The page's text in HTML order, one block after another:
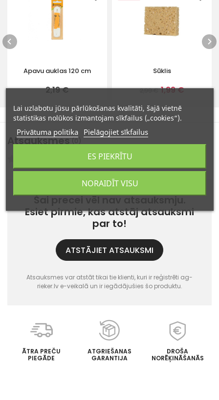
Apavu auklas 120 cm
2,19 €
Sūklis
2,99 € 1,99 €
Atsauksmes
Atsauksmes: 0
Šai precei vēl nav atsauksmju.
Esiet pirmie, kas atstāj atsauksmi
par to!
ATSTĀJIET ATSAUKSMI
Atsauksmes var atstāt tikai tie klienti, kuri ir reģistrēti ag-
rieker.lv e-veikalā un ir iegādājušies šo produktu.
ĀTRA PREČU
PIEGĀDE
ATGRIEŠANAS
GARANTIJA
DROŠA
NORĒĶINĀŠANĀS
Lai uzlabotu jūsu pārlūkošanas kvalitāti, šajā vietnē
statistikas nolūkos izmantojam sīkfailus („cookies“).
Privātuma politika Pielāgojiet sīkfailus
NORAIDĪT VISU
ES PIEKRĪTU